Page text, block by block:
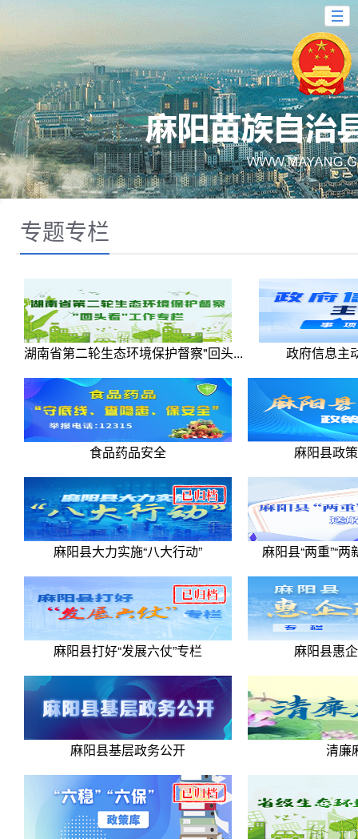
专题专栏
湖南省第二轮生态环境保护督察"回头... 政府信息主
食品药品安全 麻阳县政
麻阳县大力实施“八大行动” 麻阳县“两重”“
麻阳县打好“发展六仗”专栏 麻阳县惠
麻阳县基层政务公开 清廉